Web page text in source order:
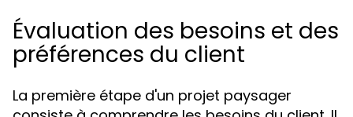
Évaluation des besoins et des
préférences du client
La première étape d'un projet paysager